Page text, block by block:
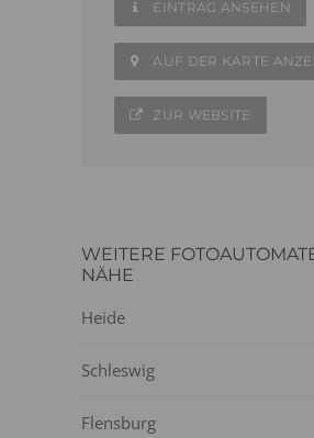
EINTRAG ANSEHEN
AUF DER KARTE
ZUR WEBSITE
WEITERE
NÄHE
Heide
Schleswig
Flensburg